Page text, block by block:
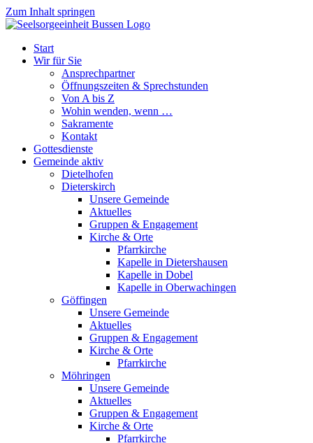
Zum Inhalt springen
Start
Wir für Sie
Ansprechpartner
Öffnungszeiten & Sprechstunden
Von A bis Z
Wohin wenden, wenn …
Sakramente
Kontakt
Gottesdienste
Gemeinde aktiv
Dietelhofen
Dieterskirch
Unsere Gemeinde
Aktuelles
Gruppen & Engagement
Kirche & Orte
Pfarrkirche
Kapelle in Dietershausen
Kapelle in Dobel
Kapelle in Oberwachingen
Göffingen
Unsere Gemeinde
Aktuelles
Gruppen & Engagement
Kirche & Orte
Pfarrkirche
Möhringen
Unsere Gemeinde
Aktuelles
Gruppen & Engagement
Kirche & Orte
Pfarrkirche